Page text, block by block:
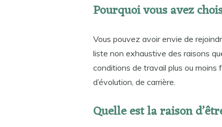
Pourquoi vous avez
Vous pouvez avoir envie de
liste non exhaustive des raisons
conditions de travail plus ou moins
d’évolution, de carrière.
Quelle est la raison